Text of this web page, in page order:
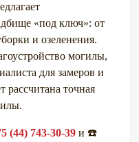
«под ключ»: от
и озеленения.
могилы,
для замеров и
рассчитана точная
(44) 743-30-39 и ☎️